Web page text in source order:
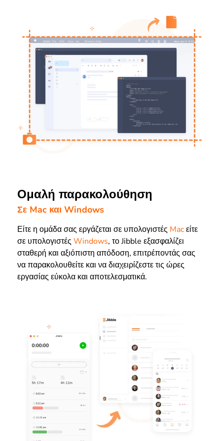
Ομαλή παρακολούθηση
Σε Mac και Windows
Είτε η ομάδα σας εργάζεται σε υπολογιστές Macείτε
σε υπολογιστές Windows, το Jibble εξασφαλίζει
σταθερή και αξιόπιστη απόδοση, επιτρέποντάς σας
να παρακολουθείτε και να διαχειρίζεστε τις ώρες
εργασίας εύκολα και αποτελεσματικά.